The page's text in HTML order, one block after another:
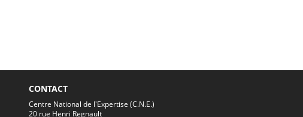
CONTACT
Centre National de l'Expertise (C.N.E.)
20 rue Henri Regnault